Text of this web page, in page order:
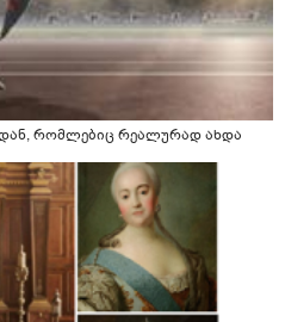
რომლებიც რეალურად ახდა